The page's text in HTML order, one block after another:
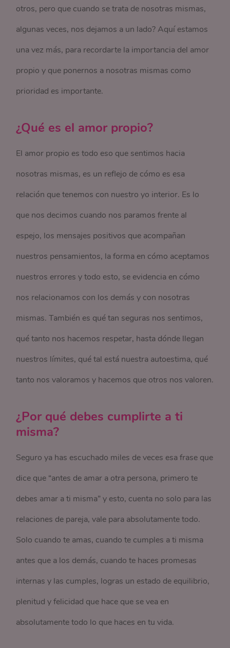
otros, pero que cuando se trata de nosotras mismas,
algunas veces, nos dejamos a un lado? Aquí estamos
una vez más, para recordarte la importancia del amor
propio y que ponernos a nosotras mismas como
prioridad es importante.
¿Qué es el amor propio?
El amor propio es todo eso que sentimos hacia
nosotras mismas, es un reflejo de cómo es esa
relación que tenemos con nuestro yo interior. Es lo
que nos decimos cuando nos paramos frente al
espejo, los mensajes positivos que acompañan
nuestros pensamientos, la forma en cómo aceptamos
nuestros errores y todo esto, se evidencia en cómo
nos relacionamos con los demás y con nosotras
mismas. También es qué tan seguras nos sentimos,
qué tanto nos hacemos respetar, hasta dónde llegan
nuestros límites, qué tal está nuestra autoestima, qué
tanto nos valoramos y hacemos que otros nos valoren.
¿Por qué debes cumplirte a ti
misma?
Seguro ya has escuchado miles de veces esa frase que
dice que “antes de amar a otra persona, primero te
debes amar a ti misma” y esto, cuenta no solo para las
relaciones de pareja, vale para absolutamente todo.
Solo cuando te amas, cuando te cumples a ti misma
antes que a los demás, cuando te haces promesas
internas y las cumples, logras un estado de equilibrio,
plenitud y felicidad que hace que se vea en
absolutamente todo lo que haces en tu vida.